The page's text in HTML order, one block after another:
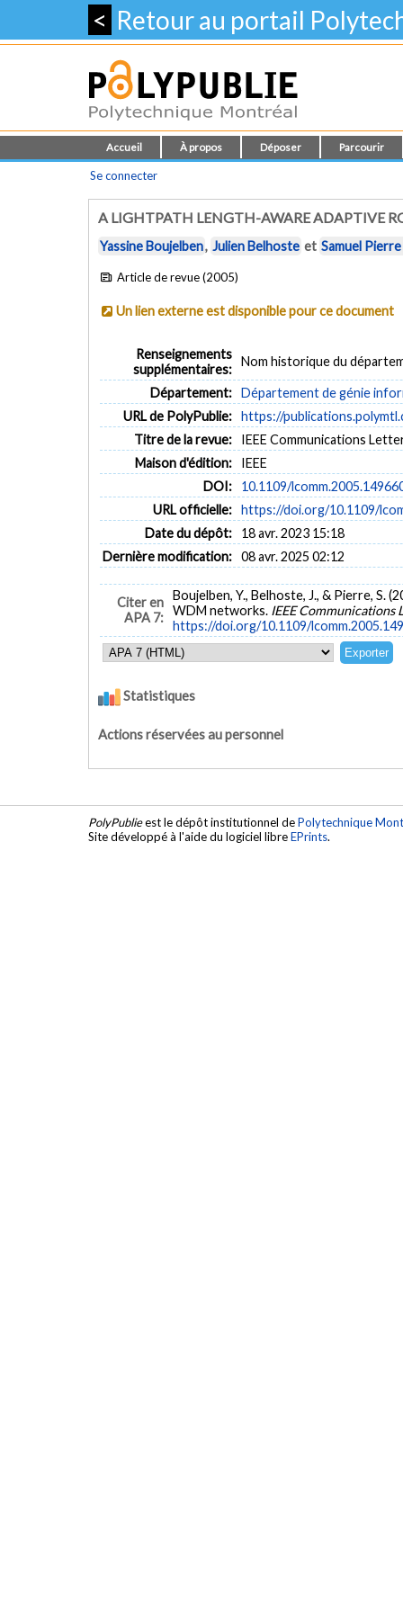
< Retour au portail
Accueil À propos Déposer Parcourir
Se connecter
A LIGHTPATH LENGTH-AWARE ADAPTIVE
Yassine Boujelben, Julien Belhoste et Samuel Pierre
Article de revue (2005)
Un lien externe est disponible pour ce document
Renseignements
supplémentaires:
Nom historique du
Département: Département de génie
URL de PolyPublie: https://
Titre de la revue:
IEEE Communications
Maison d'édition:
IEEE
DOI:
10.1109/
URL officielle: https://doi.org/10.1109/
Date du dépôt:
18 avr. 2023 15:18
Dernière modification: 08 avr. 2025 02:12
Citer en
APA 7:
Boujelben, Y., Belhoste, J., & Pierre, S.
WDM networks. IEEE Communications
https://doi.org/10.1109/
Statistiques
Actions réservées au personnel
PolyPublieest le dépôt institutionnel dePolytechnique
Site développé à l'aide du logiciel libreEPrints.